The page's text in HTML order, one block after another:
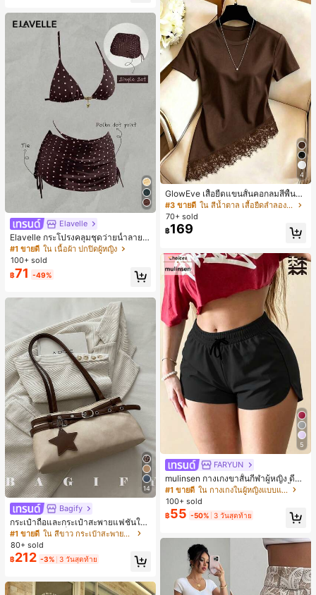
Elavelle
Elavelle กระโปรงคลุมชุดว่ายน้ำลายจุ
ดสำหรับผู้หญิง, กระโปรงคลุมชุดว่าย
น้ำสีน้ำตาลสำหรับเทศกาลฤดูใบไม้ผลิ/
ฤดูร้อน
#1 ขายดี ใน เนื้อผ้า ปกปิดผู้หญิง
100+ sold
฿71 -49%
14
Bagify
กระเป๋าถือและกระเป๋าสะพายแฟชั่นให
ม่ ตกแต่งด้วยเข็มขัด เหมาะสำหรับงาน
ปาร์ตี้ การรวมตัว การออกไปข้างนอก ก
ารท่องเที่ยว การช้อปปิ้ง และการใช้งาน
ประจำวัน สามารถเก็บเหรียญ โทรศัพท์
านออฟฟิศ นักศึกษามหาวิทยาลัย และ
พนักงานออฟฟิศ กระเป๋าผู้หญิงที่หรูหรา
#1 ขายดี
ใน สีขาว กระเป๋าสะพายผู้หญิง
80+ sold
฿212 -3% 3 วันสุดท้าย
4
GlowEve เสื้อยืดแขนสั้นคอกลมสีพื้นลำ
ลองอเนกประสงค์สำหรับผู้หญิง
#3 ขายดี
ใน สีน้ำตาล เสื้อยืดลำลองพื้นฐาน
70+ sold
฿169
5
FARYUN
mulinsen กางเกงขาสั้นกีฬาผู้หญิง ดีไซ
น์ปลายเปิด เอวยืดหยุ่น กางเกงขาสั้น
ลำลองกีฬาฤดูร้อน ความยาว 3/4
#1 ขายดี
ใน กางเกงในผู้หญิงแบบแอคทีฟ
100+ sold
฿55 -50% 3 วันสุดท้าย